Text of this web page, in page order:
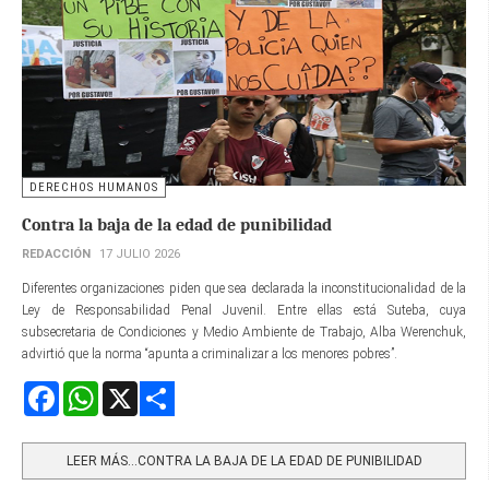
DERECHOS HUMANOS
Contra la baja de la edad de punibilidad
REDACCIÓN 17 JULIO 2026
Diferentes organizaciones piden que sea declarada la inconstitucionalidad de la
Ley de Responsabilidad Penal Juvenil. Entre ellas está Suteba, cuya
subsecretaria de Condiciones y Medio Ambiente de Trabajo, Alba Werenchuk,
advirtió que la norma “apunta a criminalizar a los menores pobres”.
FacebookWhatsApp
LEER MÁS…CONTRA LA BAJA DE LA EDAD DE PUNIBILIDAD